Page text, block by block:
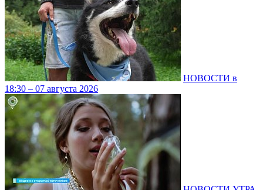
НОВОСТИ в
18:30 – 07 августа 2026